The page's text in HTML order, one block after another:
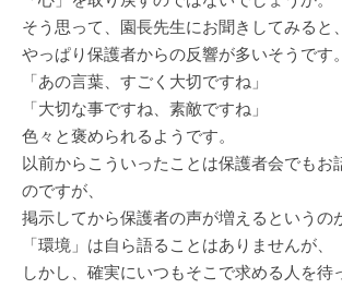
そう思って、園長先生にお聞きしてみると、
やっぱり保護者からの反響が多いそうです。
「あの言葉、すごく大切ですね」
「大切な事ですね、素敵ですね」
色々と褒められるようです。
以前からこういったことは保護者会でもお
のですが、
掲示してから保護者の声が増えるというの
「環境」は自ら語ることはありませんが、
しかし、確実にいつもそこで求める人を待